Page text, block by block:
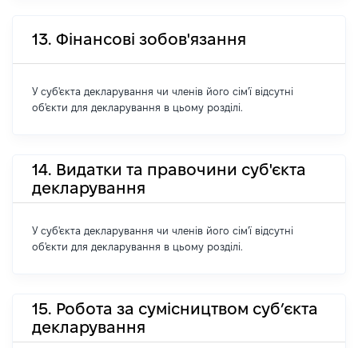
13. Фінансові зобов'язання
У суб'єкта декларування чи членів його сім'ї відсутні
об'єкти для декларування в цьому розділі.
14. Видатки та правочини суб'єкта
декларування
У суб'єкта декларування чи членів його сім'ї відсутні
об'єкти для декларування в цьому розділі.
15. Робота за сумісництвом суб’єкта
декларування